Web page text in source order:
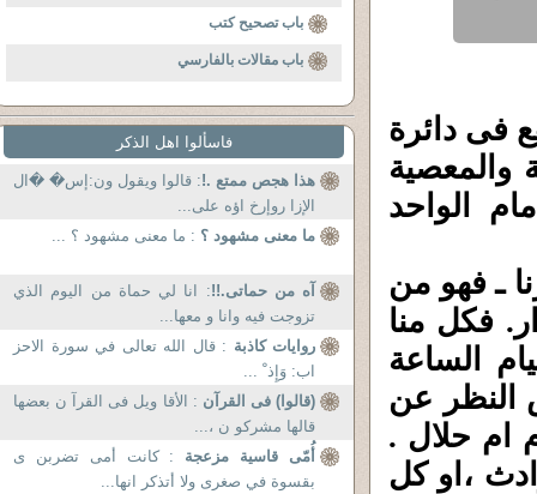
فى دائرة
والمعصية
الواحد
ـ فهو من
فكل منا
الساعة
النظر عن
ام حلال .
،او كل
باب تصحيح كتب
باب مقالات بالفارسي
فاسألوا اهل الذكر
هذا هجص ممتع .!: قالوا ويقول ون:إس� �ال
الإزا روإرخ اؤه على...
ما معنى مشهود ؟ : ما معنى مشهود ؟ ...
آه من حماتى.!!: انا لي حماة من اليوم الذي
تزوجت فيه وانا و معها...
روايات كاذبة : قال الله تعالى في سورة الاحز
اب: وَإِذ ْ ...
(قالوا) فى القرآن : الأقا ويل فى القرآ ن بعضها
قالها مشركو ن ،...
أُمّى قاسية مزعجة : كانت أمى تضربن ى
بقسوة في صغرى ولا أتذكر انها...